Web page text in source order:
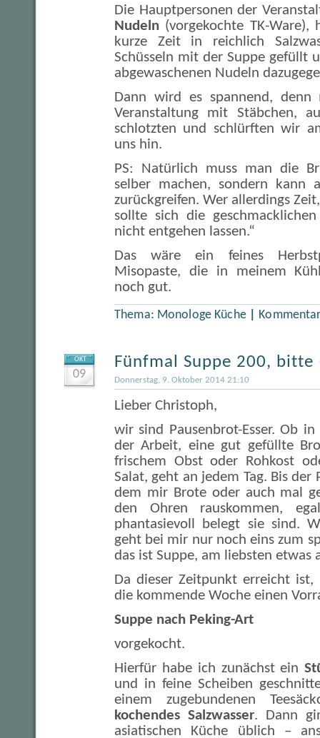
Die Hauptpersonen der
Nudeln (vorgekochte TK-
kurze Zeit in reichlich
Schüsseln mit der Suppe gefüllt
abgewaschenen Nudeln
Dann wird es spannend, denn
Veranstaltung mit Stäbchen,
schlotzten und schlürften wir
uns hin.
PS: Natürlich muss man die
selber machen, sondern kann
zurückgreifen. Wer allerdings
sollte sich die
nicht entgehen lassen.“
Das wäre ein feines
Misopaste, die in meinem
noch gut.
Thema: Monologe Küche
OKT
09
Fünfmal Suppe 200, bitte
Donnerstag, 9. Oktober 2014 21:10
Lieber Christoph,
wir sind Pausenbrot-Esser. Ob
der Arbeit, eine gut gefüllte
frischem Obst oder Rohkost
Salat, geht an jedem Tag. Bis
dem mir Brote oder auch mal
den Ohren rauskommen,
phantasievoll belegt sie sind.
geht bei mir nur noch eins zum
das ist Suppe, am liebsten etwas
Da dieser Zeitpunkt erreicht
die kommende Woche einen
Suppe nach Peking-Art
vorgekocht.
Hierfür habe ich zunächst ein
und in feine Scheiben
einem zugebundenen
kochendes Salzwasser. Dann
asiatischen Küche üblich –